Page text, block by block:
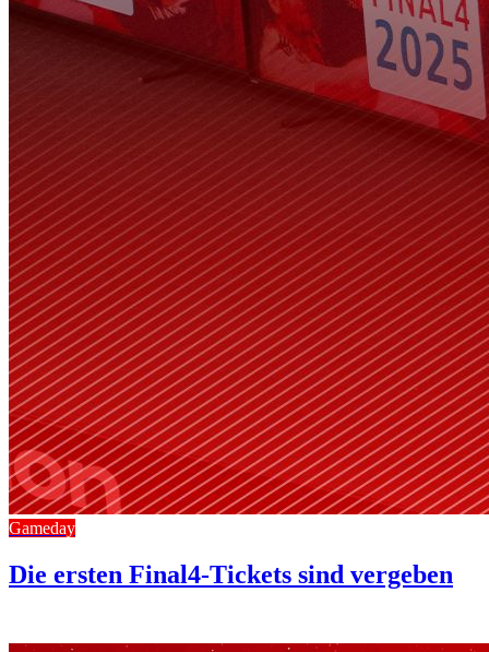
Gameday
Die ersten Final4-Tickets sind vergeben